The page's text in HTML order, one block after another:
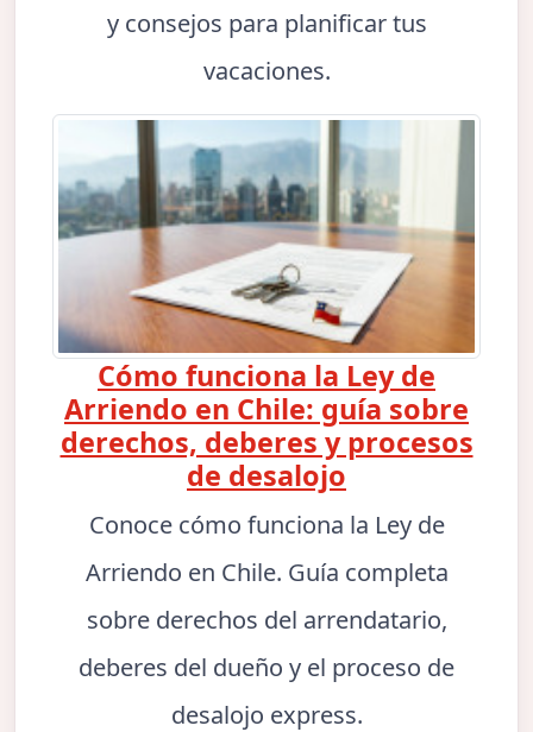
y consejos para planificar tus
vacaciones.
Cómo funciona la Ley de
Arriendo en Chile: guía sobre
derechos, deberes y procesos
de desalojo
Conoce cómo funciona la Ley de
Arriendo en Chile. Guía completa
sobre derechos del arrendatario,
deberes del dueño y el proceso de
desalojo express.